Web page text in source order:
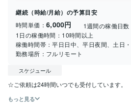
継続（時給/月給）の予算目安
時間単価： 6,000円 1週間の稼働日数
1日の稼働時間： 10時間以上
稼働時間帯：平日日中、平日夜間、土日
勤務場所： フルリモート
スケジュール
☆ご依頼は24時間いつでも受付しています。
もっと見る